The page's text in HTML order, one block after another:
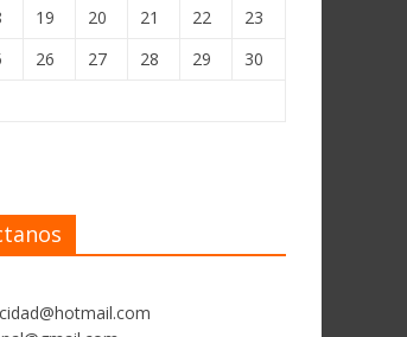
19 20 21 22
23
26 27 28 29
30